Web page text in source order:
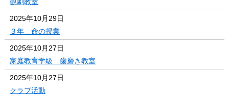
観劇教室
2025年10月29日
３年 命の授業
2025年10月27日
家庭教育学級 歯磨き教室
2025年10月27日
クラブ活動